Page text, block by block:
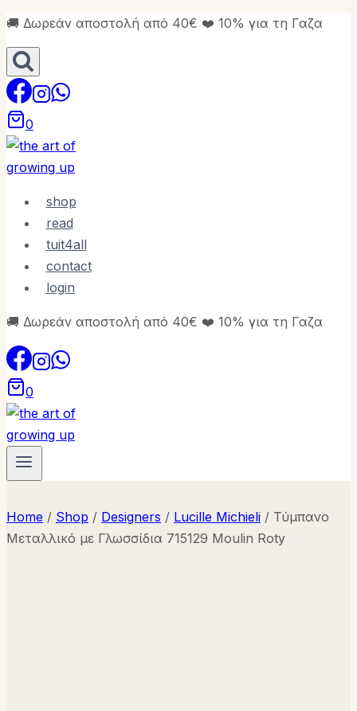
Skip
to
content
🚚 Δωρεάν αποστολή από 40€ ❤️ 10% για τη Γαζα
0
shop
read
tuit4all
contact
login
🚚 Δωρεάν αποστολή από 40€ ❤️ 10% για τη Γαζα
0
Home / Shop / Designers / Lucille Michieli / Τύμπανο
Μεταλλικό με Γλωσσίδια 715129 Moulin Roty